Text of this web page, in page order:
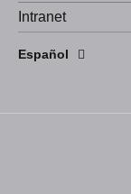
Intranet
Español
English
Português